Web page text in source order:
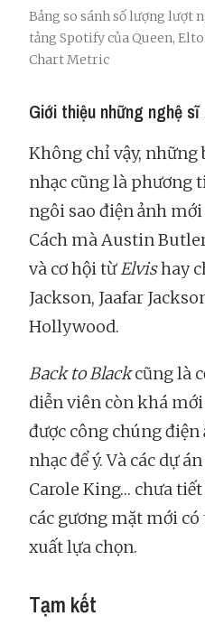
Bảng so sánh số lượng lượt
tảng Spotify của Queen,
Chart Metric
Giới thiệu những nghệ
Không chỉ vậy,
nhạc cũng là phương
ngôi sao điện ảnh
Cách mà Austin
và cơ hội từElvishay
Jackson, Jaafar
Hollywood.
Back to Blackcũng là
diễn viên còn khá
được công chúng
nhạc để ý. Và các dự
Carole King… chưa
các gương mặt mới có
xuất lựa chọn.
Tạm kết